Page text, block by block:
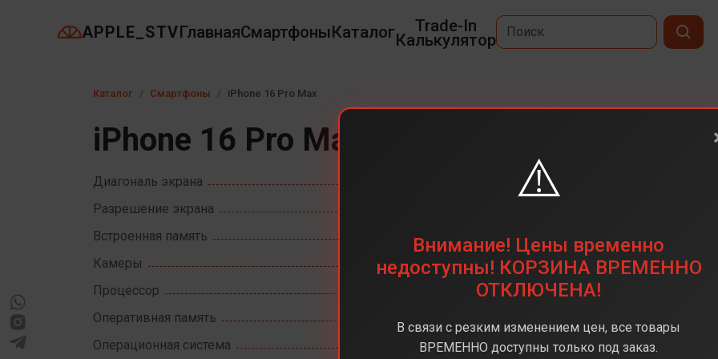
APPLE_STVГлавнаяСмартфоныКаталог Trade-In
Калькулятор
Каталог Смартфоны iPhone 16 Pro Max
iPhone 16 Pro Max
Диагональ экрана
Разрешение экрана
Встроенная память
Камеры
48 + 48 + 12 (тройная)
Процессор
Apple A18 Pro
Оперативная память
Операционная система
iOS 18
⚠️
Внимание! Цены временно
недоступны! КОРЗИНА ВРЕМЕННО
ОТКЛЮЧЕНА!
В связи с резким изменением цен, все товары
ВРЕМЕННО доступны только под заказ.